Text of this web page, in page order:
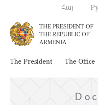
Հայ
THE PRESIDENT OF
THE REPUBLIC OF
ARMENIA
The President The Office